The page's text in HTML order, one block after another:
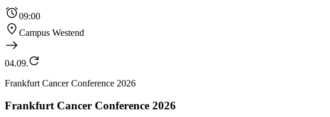
09:00
Campus Westend
04.09.
Frankfurt Cancer Conference 2026
Frankfurt Cancer Conference 2026